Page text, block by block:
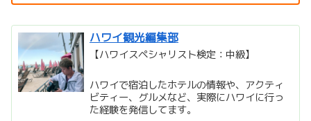
ハワイ観光編集部
【ハワイスペシャリスト検定：中級】
ハワイで宿泊したホテルの情報や、アクティ
ビティー、グルメなど、実際にハワイに行っ
た経験を発信してます。